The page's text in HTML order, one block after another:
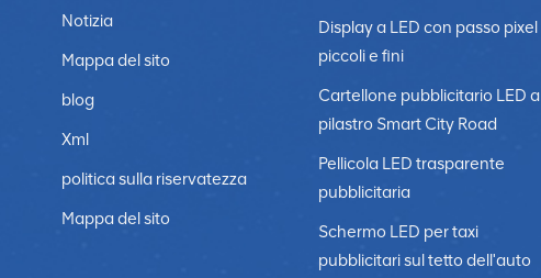
Notizia
Mappa del sito
blog
Xml
politica sulla riservatezza
Mappa del sito
Display a LED con passo pixel
piccoli e fini
Cartellone pubblicitario LED a
pilastro Smart City Road
Pellicola LED trasparente
pubblicitaria
Schermo LED per taxi
pubblicitari sul tetto dell'auto